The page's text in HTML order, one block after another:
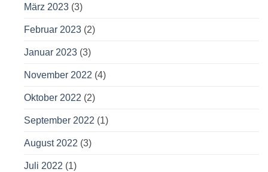
März 2023 (3)
Februar 2023 (2)
Januar 2023 (3)
November 2022 (4)
Oktober 2022 (2)
September 2022 (1)
August 2022 (3)
Juli 2022 (1)